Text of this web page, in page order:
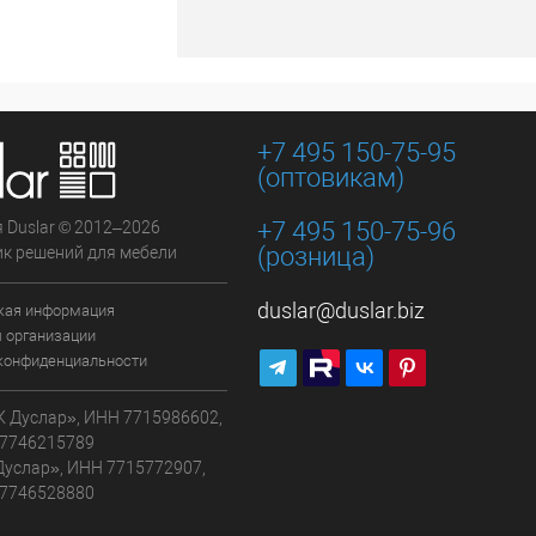
© 2012–2026
решений для мебели
информация
ИНН 7715986602,
ИНН 7715772907,
+7 495 150-75-95
(оптовикам)
+7 495 150-75-96
(розница)
duslar@duslar.biz